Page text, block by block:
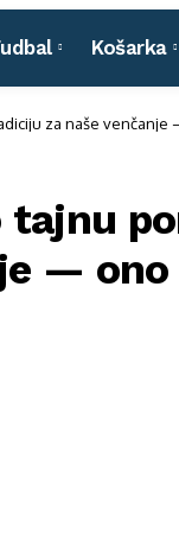
Košarka
za naše
tajnu
—